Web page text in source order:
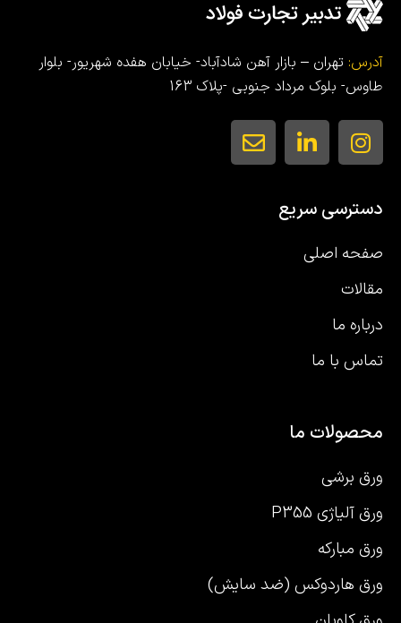
آدرس: تهران – بازار آهن شادآباد- خیابان هفده شهریور- بلوار
طاوس- بلوک مرداد جنوبی -پلاک 163
دسترسی سریع
صفحه اصلی
مقالات
درباره ما
تماس با ما
محصولات ما
ورق برشی
ورق آلیاژی P355
ورق مبارکه
ورق هاردوکس (ضد سایش)